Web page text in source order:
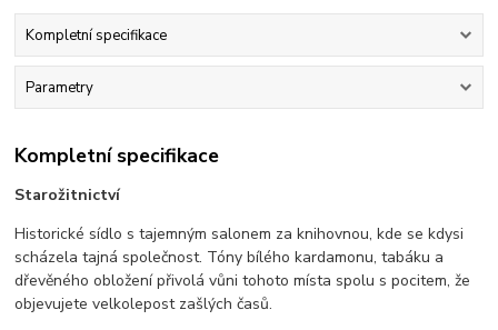
Kompletní specifikace
Parametry
Kompletní specifikace
Starožitnictví
Historické sídlo s tajemným salonem za knihovnou, kde se kdysi
scházela tajná společnost. Tóny bílého kardamonu, tabáku a
dřevěného obložení přivolá vůni tohoto místa spolu s pocitem, že
objevujete velkolepost zašlých časů.